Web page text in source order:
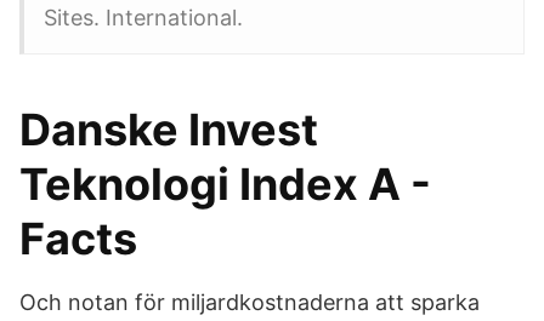
Sites. International.
Danske Invest
Teknologi Index A -
Facts
Och notan för miljardkostnaderna att sparka